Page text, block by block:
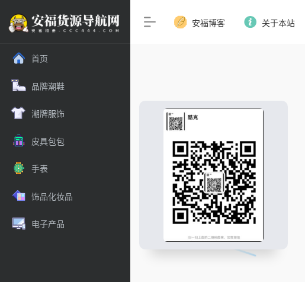
首页
品牌潮鞋
潮牌服饰
皮具包包
手表
饰品化妆品
电子产品
安福博客 关于本站